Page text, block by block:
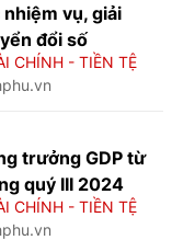
vụ, giải
đổi số
CHÍNH - TIỀN TỆ
trưởng GDP từ
quý III 2024
CHÍNH - TIỀN TỆ